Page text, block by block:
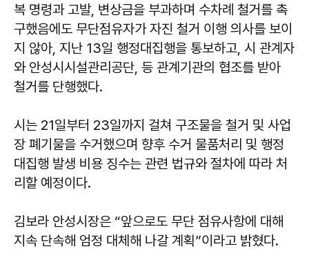
복 명령과 고발, 변상금을 부과하며 수차례 철거를 촉
구했음에도 무단점유자가 자진 철거 이행 의사를 보이
지 않아, 지난 13일 행정대집행을 통보하고, 시 관계자
와 안성시시설관리공단, 등 관계기관의 협조를 받아
철거를 단행했다.
시는 21일부터 23일까지 걸쳐 구조물을 철거 및 사업
장 폐기물을 수거했으며 향후 수거 물품처리 및 행정
대집행 발생 비용 징수는 관련 법규와 절차에 따라 처
리할 예정이다.
김보라 안성시장은 “앞으로도 무단 점유사항에 대해
지속 단속해 엄정 대체해 나갈 계획”이라고 밝혔다.